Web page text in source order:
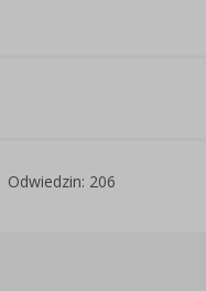
Odwiedzin: 206